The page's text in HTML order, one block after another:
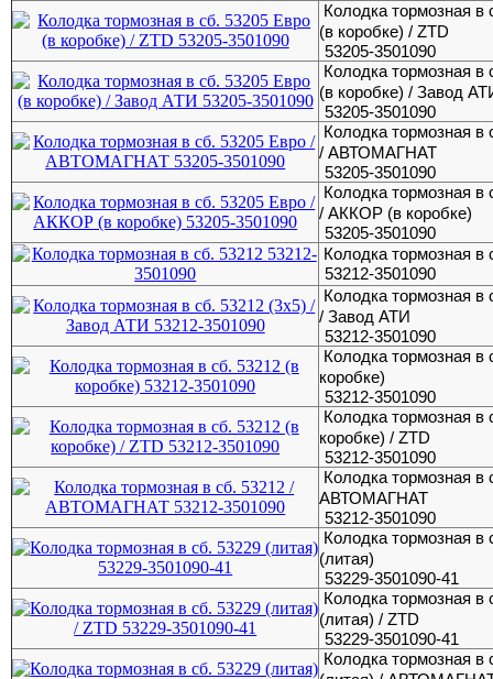
Колодка тормозная в
(в коробке) / ZTD
53205-3501090
Колодка тормозная в
(в коробке) / Завод
53205-3501090
Колодка тормозная в
/ АВТОМАГНАТ
53205-3501090
Колодка тормозная в
/ АККОР (в коробке)
53205-3501090
Колодка тормозная в
53212-3501090
Колодка тормозная в
/ Завод АТИ
53212-3501090
Колодка тормозная в
коробке)
53212-3501090
Колодка тормозная в
коробке) / ZTD
53212-3501090
Колодка тормозная в
АВТОМАГНАТ
53212-3501090
Колодка тормозная в
(литая)
53229-3501090-41
Колодка тормозная в
(литая) / ZTD
53229-3501090-41
Колодка тормозная в